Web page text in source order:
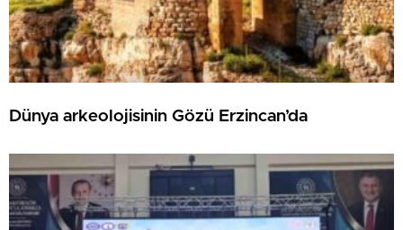
Dünya arkeolojisinin Gözü Erzincan’da